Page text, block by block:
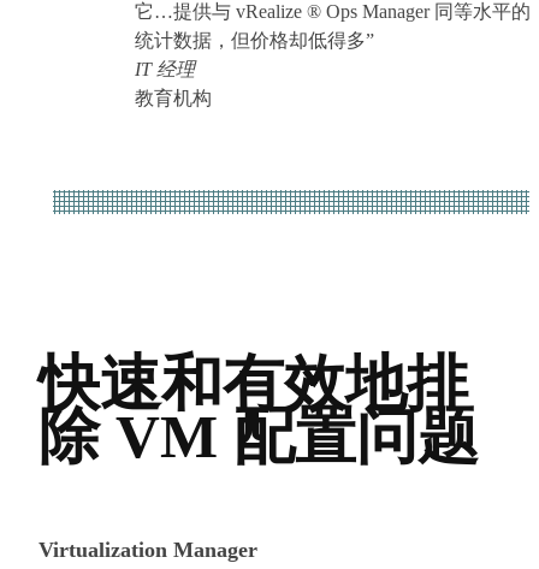
它…提供与 vRealize ® Ops Manager 同等水平的
统计数据，但价格却低得多”
IT 经理
教育机构
快速和有效地排
除 VM 配置问题
Virtualization Manager